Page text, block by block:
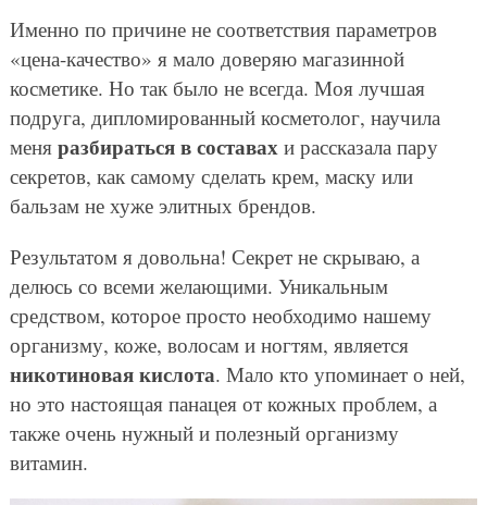
Именно по причине не соответствия параметров
«цена-качество» я мало доверяю магазинной
косметике. Но так было не всегда. Моя лучшая
подруга, дипломированный косметолог, научила
меня разбираться в составахи рассказала пару
секретов, как самому сделать крем, маску или
бальзам не хуже элитных брендов.
Результатом я довольна! Секрет не скрываю, а
делюсь со всеми желающими. Уникальным
средством, которое просто необходимо нашему
организму, коже, волосам и ногтям, является
никотиновая кислота. Мало кто упоминает о ней,
но это настоящая панацея от кожных проблем, а
также очень нужный и полезный организму
витамин.